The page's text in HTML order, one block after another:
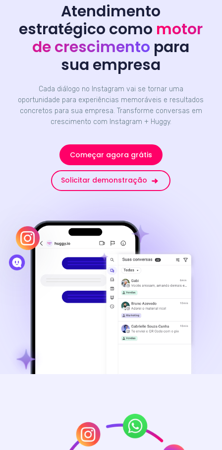
Atendimento
estratégico como motor
de crescimento para
sua empresa
Cada diálogo no Instagram vai se tornar uma
oportunidade para experiências memoráveis e resultados
concretos para sua empresa. Transforme conversas em
crescimento com Instagram + Huggy.
Começar agora grátis
Solicitar demonstração